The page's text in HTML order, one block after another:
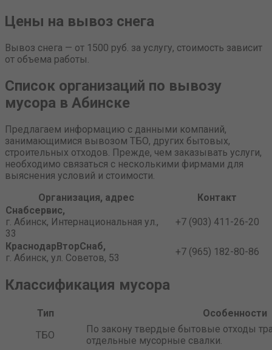
Цены на вывоз снега
Вывоз снега — от 1500 руб. за услугу, стоимость зависит
от объема работы.
Список организаций по вывозу
мусора в Абинске
Предлагаем информацию с данными компаний,
занимающимися вывозом ТБО, других бытовых,
строительных отходов. Прежде, чем заказывать услуги,
необходимо связаться с несколькими фирмами для
выяснения условий и стоимости.
Организация, адрес
Контакт
Снабсервис,
г. Абинск, Интернациональная ул.,
33
+7 (903) 411-26-20
КраснодарВторСнаб,
г. Абинск, ул. Советов, 53
+7 (965) 182-80-86
Классификация мусора
Тип
Особенности
ТБО
По закону твердые бытовые отходы
отдельные мусорные свалки.